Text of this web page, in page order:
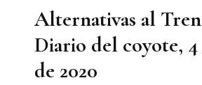
Alternativas al
Diario del coyote,
de 2020